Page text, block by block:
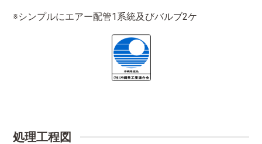
※シンプルにエアー配管1系統及びバルブ2ケ
処理工程図